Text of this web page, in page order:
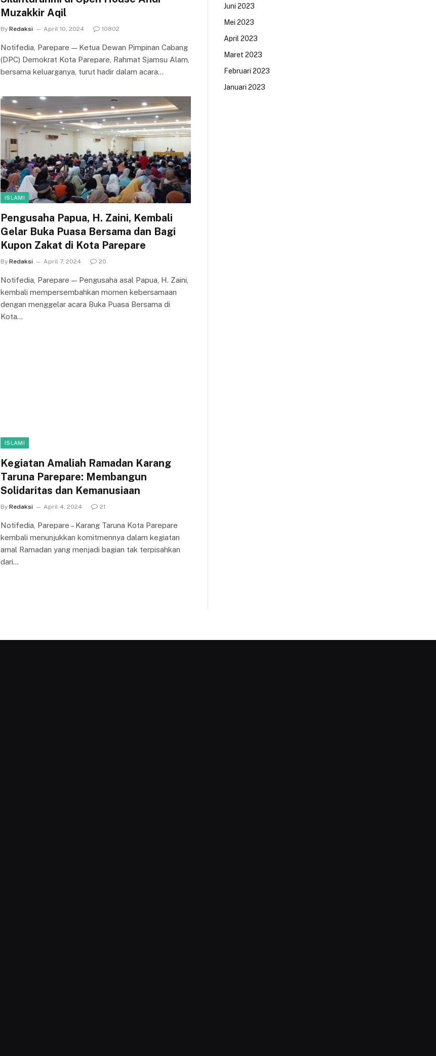
Muzakkir Aqil
By Redaksi April 10, 2024 10802
Notifedia, Parepare — Ketua Dewan Pimpinan Cabang
(DPC) Demokrat Kota Parepare, Rahmat Sjamsu Alam,
bersama keluarganya, turut hadir dalam acara…
ISLAMI
Pengusaha Papua, H. Zaini, Kembali
Gelar Buka Puasa Bersama dan Bagi
Kupon Zakat di Kota Parepare
By Redaksi April 7, 2024 20
Notifedia, Parepare — Pengusaha asal Papua, H. Zaini,
kembali mempersembahkan momen kebersamaan
dengan menggelar acara Buka Puasa Bersama di
Kota…
ISLAMI
Kegiatan Amaliah Ramadan Karang
Taruna Parepare: Membangun
Solidaritas dan Kemanusiaan
By Redaksi April 4, 2024 21
Notifedia, Parepare – Karang Taruna Kota Parepare
kembali menunjukkan komitmennya dalam kegiatan
amal Ramadan yang menjadi bagian tak terpisahkan
dari…
Juni 2023
Mei 2023
April 2023
Maret 2023
Februari 2023
Januari 2023